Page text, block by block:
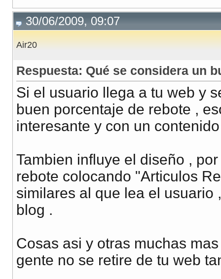
30/06/2009, 09:07
Air20
Respuesta: Qué se considera un
Si el usuario llega a tu web y
buen porcentaje de rebote ,
interesante y con un
Tambien influye el diseño ,
rebote colocando "Articulos
similares al que lea el usuario
blog .
Cosas asi y otras muchas
gente no se retire de tu web